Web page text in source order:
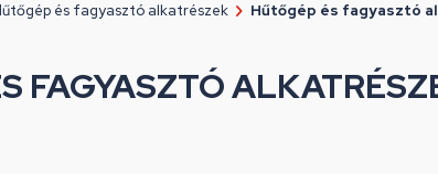
és fagyasztó alkatrészek Hűtőgép és fagyasztó
FAGYASZTÓ